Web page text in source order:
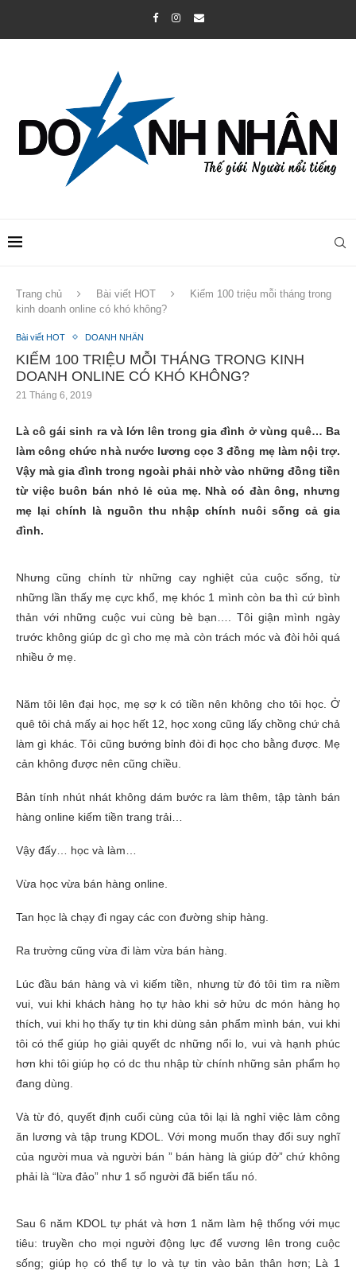
Trang chủ Bài viết HOT
Kiếm 100 triệu mỗi tháng trong
kinh doanh online có khó không?
Bài viết HOT DOANH NHÂN
KIẾM 100 TRIỆU MỖI THÁNG TRONG KINH
DOANH ONLINE CÓ KHÓ KHÔNG?
21 Tháng 6, 2019
Là cô gái sinh ra và lớn lên trong gia đình ở vùng quê… Ba
làm công chức nhà nước lương cọc 3 đồng mẹ làm nội trợ.
Vậy mà gia đình trong ngoài phải nhờ vào những đồng tiền
từ việc buôn bán nhỏ lẻ của mẹ. Nhà có đàn ông, nhưng
mẹ lại chính là nguồn thu nhập chính nuôi sống cả gia
đình.
Nhưng cũng chính từ những cay nghiệt của cuộc sống, từ
những lần thấy mẹ cực khổ, mẹ khóc 1 mình còn ba thì cứ bình
thản với những cuộc vui cùng bè bạn…. Tôi giận mình ngày
trước không giúp dc gì cho mẹ mà còn trách móc và đòi hỏi quá
nhiều ở mẹ.
Năm tôi lên đại học, mẹ sợ k có tiền nên không cho tôi học. Ở
quê tôi chả mấy ai học hết 12, học xong cũng lấy chồng chứ chả
làm gì khác. Tôi cũng bướng bỉnh đòi đi học cho bằng được. Mẹ
cản không được nên cũng chiều.
Bản tính nhút nhát không dám bước ra làm thêm, tập tành bán
hàng online kiếm tiền trang trải…
Vậy đấy… học và làm…
Vừa học vừa bán hàng online.
Tan học là chạy đi ngay các con đường ship hàng.
Ra trường cũng vừa đi làm vừa bán hàng.
Lúc đầu bán hàng và vì kiếm tiền, nhưng từ đó tôi tìm ra niềm
vui, vui khi khách hàng họ tự hào khi sở hửu dc món hàng họ
thích, vui khi họ thấy tự tin khi dùng sản phẩm mình bán, vui khi
tôi có thể giúp họ giải quyết dc những nổi lo, vui và hạnh phúc
hơn khi tôi giúp họ có dc thu nhập từ chính những sản phẩm họ
đang dùng.
Và từ đó, quyết định cuối cùng của tôi lại là nghỉ việc làm công
ăn lương và tập trung KDOL. Với mong muốn thay đổi suy nghĩ
của người mua và người bán ” bán hàng là giúp đở” chứ không
phải là “lừa đảo” như 1 số người đã biến tấu nó.
Sau 6 năm KDOL tự phát và hơn 1 năm làm hệ thống với mục
tiêu: truyền cho mọi người động lực để vương lên trong cuộc
sống; giúp họ có thể tự lo và tự tin vào bản thân hơn; Là 1